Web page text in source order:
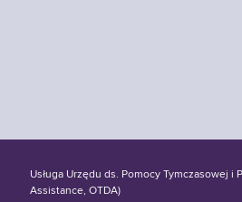
Usługa Urzędu ds. Pomocy Tymczasowej
Assistance, OTDA)